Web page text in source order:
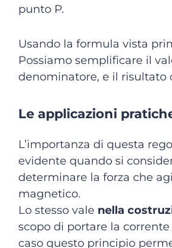
punto P.
Usando la formula vista
Possiamo semplificare il
denominatore, e il risultato
Le applicazioni
L’importanza di questa
evidente quando si
determinare la forza che
magnetico.
Lo stesso vale nella
scopo di portare la
caso questo principio